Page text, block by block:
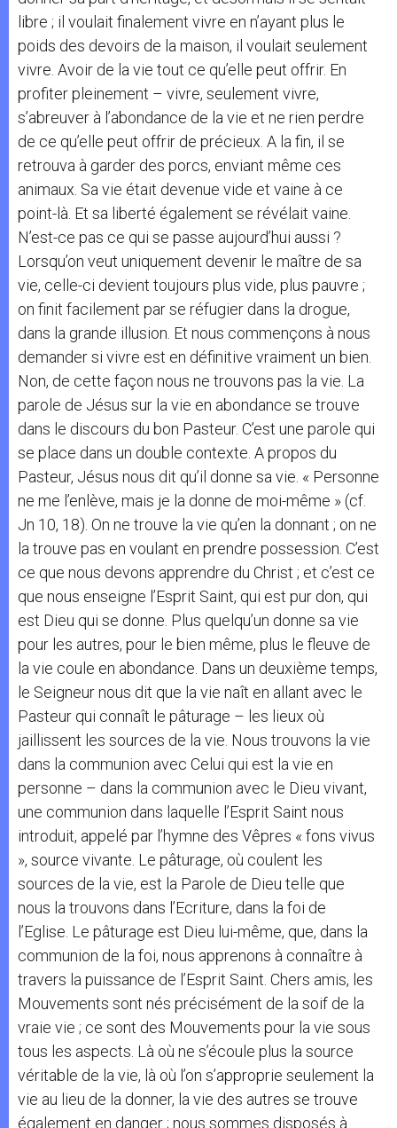
libre ; il voulait finalement vivre en n’ayant plus le
poids des devoirs de la maison, il voulait seulement
vivre. Avoir de la vie tout ce qu’elle peut offrir. En
profiter pleinement – vivre, seulement vivre,
s’abreuver à l’abondance de la vie et ne rien perdre
de ce qu’elle peut offrir de précieux. A la fin, il se
retrouva à garder des porcs, enviant même ces
animaux. Sa vie était devenue vide et vaine à ce
point-là. Et sa liberté également se révélait vaine.
N’est-ce pas ce qui se passe aujourd’hui aussi ?
Lorsqu’on veut uniquement devenir le maître de sa
vie, celle-ci devient toujours plus vide, plus pauvre ;
on finit facilement par se réfugier dans la drogue,
dans la grande illusion. Et nous commençons à nous
demander si vivre est en définitive vraiment un bien.
Non, de cette façon nous ne trouvons pas la vie. La
parole de Jésus sur la vie en abondance se trouve
dans le discours du bon Pasteur. C’est une parole qui
se place dans un double contexte. A propos du
Pasteur, Jésus nous dit qu’il donne sa vie. « Personne
ne me l’enlève, mais je la donne de moi-même » (cf.
Jn 10, 18). On ne trouve la vie qu’en la donnant ; on ne
la trouve pas en voulant en prendre possession. C’est
ce que nous devons apprendre du Christ ; et c’est ce
que nous enseigne l’Esprit Saint, qui est pur don, qui
est Dieu qui se donne. Plus quelqu’un donne sa vie
pour les autres, pour le bien même, plus le fleuve de
la vie coule en abondance. Dans un deuxième temps,
le Seigneur nous dit que la vie naît en allant avec le
Pasteur qui connaît le pâturage – les lieux où
jaillissent les sources de la vie. Nous trouvons la vie
dans la communion avec Celui qui est la vie en
personne – dans la communion avec le Dieu vivant,
une communion dans laquelle l’Esprit Saint nous
introduit, appelé par l’hymne des Vêpres « fons vivus
», source vivante. Le pâturage, où coulent les
sources de la vie, est la Parole de Dieu telle que
nous la trouvons dans l’Ecriture, dans la foi de
l’Eglise. Le pâturage est Dieu lui-même, que, dans la
communion de la foi, nous apprenons à connaître à
travers la puissance de l’Esprit Saint. Chers amis, les
Mouvements sont nés précisément de la soif de la
vraie vie ; ce sont des Mouvements pour la vie sous
tous les aspects. Là où ne s’écoule plus la source
véritable de la vie, là où l’on s’approprie seulement la
vie au lieu de la donner, la vie des autres se trouve
également en danger ; nous sommes disposés à